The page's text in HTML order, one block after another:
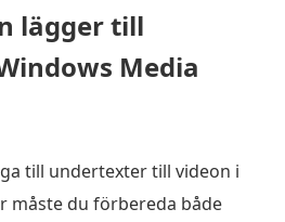
lägger till
Media
till undertexter till videon i
måste du förbereda både